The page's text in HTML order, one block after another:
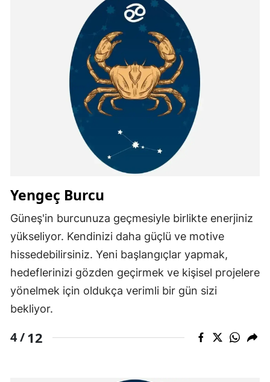
Yengeç Burcu
Güneş'in burcunuza geçmesiyle birlikte enerjiniz
yükseliyor. Kendinizi daha güçlü ve motive
hissedebilirsiniz. Yeni başlangıçlar yapmak,
hedeflerinizi gözden geçirmek ve kişisel projelere
yönelmek için oldukça verimli bir gün sizi
bekliyor.
4 /12